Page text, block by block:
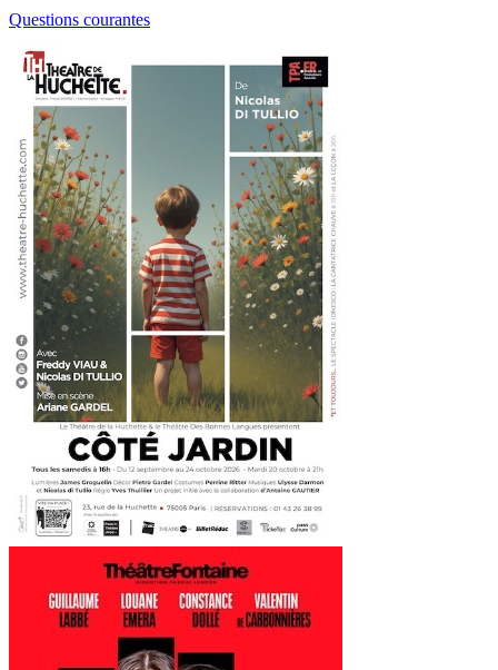
Questions courantes